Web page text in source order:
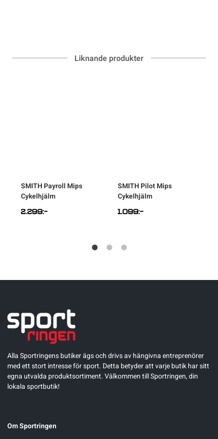
Liknande produkter
SMITH Payroll Mips
Cykelhjälm
2.299:-
SMITH Pilot Mips
Cykelhjälm
1.099:-
Alla Sportringens butiker ägs och drivs av hängivna entreprenörer
med ett stort intresse för sport. Detta betyder att varje butik har sitt
egna utvalda produktsortiment. Välkommen till Sportringen, din
lokala sportbutik!
Om Sportringen